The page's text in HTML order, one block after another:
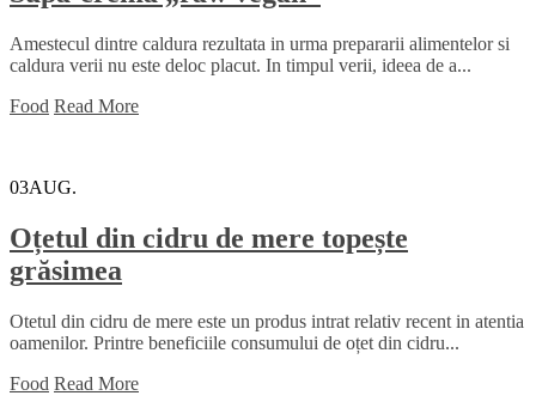
Amestecul dintre caldura rezultata in urma prepararii alimentelor si
caldura verii nu este deloc placut. In timpul verii, ideea de a...
Food Read More
03AUG.
Oțetul din cidru de mere topește
grăsimea
Otetul din cidru de mere este un produs intrat relativ recent in atentia
oamenilor. Printre beneficiile consumului de oțet din cidru...
Food Read More